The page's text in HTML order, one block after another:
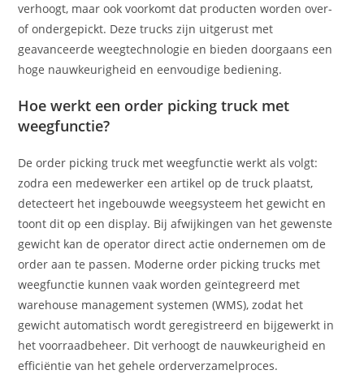
verhoogt, maar ook voorkomt dat producten worden over-
of ondergepickt. Deze trucks zijn uitgerust met
geavanceerde weegtechnologie en bieden doorgaans een
hoge nauwkeurigheid en eenvoudige bediening.
Hoe werkt een order picking truck met
weegfunctie?
De order picking truck met weegfunctie werkt als volgt:
zodra een medewerker een artikel op de truck plaatst,
detecteert het ingebouwde weegsysteem het gewicht en
toont dit op een display. Bij afwijkingen van het gewenste
gewicht kan de operator direct actie ondernemen om de
order aan te passen. Moderne order picking trucks met
weegfunctie kunnen vaak worden geïntegreerd met
warehouse management systemen (WMS), zodat het
gewicht automatisch wordt geregistreerd en bijgewerkt in
het voorraadbeheer. Dit verhoogt de nauwkeurigheid en
efficiëntie van het gehele orderverzamelproces.